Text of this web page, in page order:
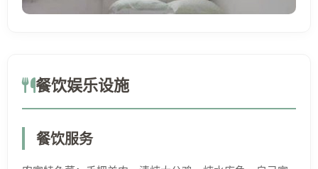
餐饮娱乐设施
餐饮服务